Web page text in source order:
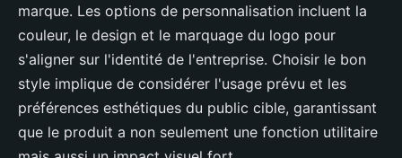
marque. Les options de personnalisation incluent la
couleur, le design et le marquage du logo pour
s'aligner sur l'identité de l'entreprise. Choisir le bon
style implique de considérer l'usage prévu et les
préférences esthétiques du public cible, garantissant
que le produit a non seulement une fonction utilitaire